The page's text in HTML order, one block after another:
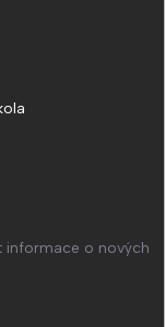
informace o nových